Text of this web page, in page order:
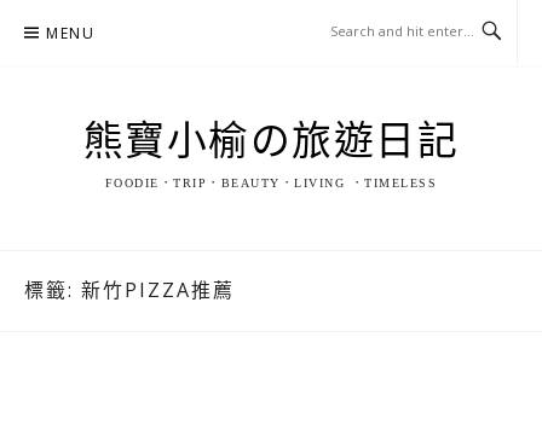
MENU
熊寶小榆の旅遊日記
FOODIE．TRIP．BEAUTY．LIVING ．TIMELESS
標籤: 新竹PIZZA推薦